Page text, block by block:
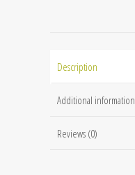
Description
Additional information
Reviews (0)